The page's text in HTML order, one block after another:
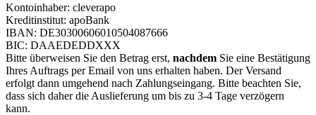
Kontoinhaber: cleverapo
Kreditinstitut: apoBank
IBAN: DE30300606010504087666
BIC: DAAEDEDDXXX
Bitte überweisen Sie den Betrag erst, nachdem Sie eine Bestätigung
Ihres Auftrags per Email von uns erhalten haben. Der Versand
erfolgt dann umgehend nach Zahlungseingang. Bitte beachten Sie,
dass sich daher die Auslieferung um bis zu 3-4 Tage verzögern
kann.